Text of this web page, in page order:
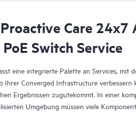
Care 24x7
Switch Service
eine integrierte Palette an Services, mit
Ihrer Converged Infrastructure verbessern
Ergebnissen zugutekommt. In einer
Umgebung müssen viele